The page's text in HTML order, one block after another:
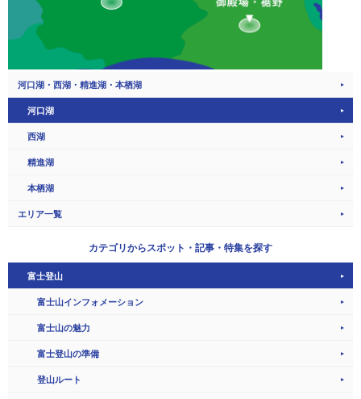
河口湖・西湖・精進湖・本栖湖
河口湖
西湖
精進湖
本栖湖
エリア一覧
カテゴリから スポット・記事・特集を探す
富士登山
富士山インフォメーション
富士山の魅力
富士登山の準備
登山ルート